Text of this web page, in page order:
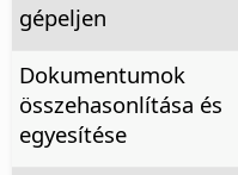
gépeljen
Dokumentumok
összehasonlítása és
egyesítése